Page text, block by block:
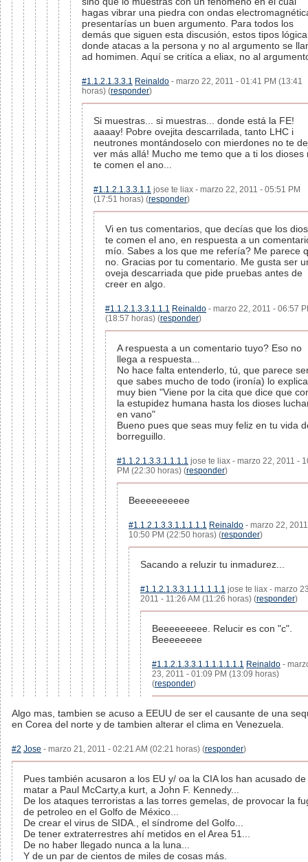
hagas vibrar una piedra con ondas
presentarías un buen argumento. Para todos los
demás que siguen esta discusión, estos tipos
donde atacas a la persona y no al argumento se
ad homimen. Aquí se critíca a eliax, no al
#1.1.2.1.3.3.1 Reinaldo - marzo 22, 2011 - 01:41 PM (13:41
horas) (responder)
Si muestras... si muestras... donde está la FE!
aaaay! Pobre ovejita descarrilada, tanto LHC i
neutrones montándoselo con mierdones no te
ver más allá! Mucho me temo que a ti los dioses
te comen el ano...
#1.1.2.1.3.3.1.1 jose te liax - marzo 22, 2011 - 05:51 PM
(17:51 horas) (responder)
Vi en tus comentarios, que decías que los
te comen el ano, en respuesta a un
mío. Sabes a los que me refería? Me parece
no. Gracias por tu comentario. Me gusta ser
oveja descarriada que pide pruebas antes de
creer en algo.
#1.1.2.1.3.3.1.1.1 Reinaldo - marzo 22, 2011 - 06:57
(18:57 horas) (responder)
A respuesta a un comentario tuyo? Eso no
llega a respuesta...
No hace falta entenderlo, tú, que parece
que sabes mucho de todo (ironía) lo
muy bien "Viene por la cita que dice que
la estupidez humana hasta los dioses
en vano"
Bueno pues que seas muy feliz en tu vida
borreguillo.
#1.1.2.1.3.3.1.1.1.1 jose te liax - marzo 22, 2011 -
PM (22:30 horas) (responder)
Beeeeeeeeee
#1.1.2.1.3.3.1.1.1.1.1 Reinaldo - marzo 22,
10:50 PM (22:50 horas) (responder)
Sacando a reluzir tu inmadurez...
#1.1.2.1.3.3.1.1.1.1.1.1 jose te liax - marzo
2011 - 11:26 AM (11:26 horas) (responder)
Beeeeeeeee. Relucir es con "c".
Beeeeeeee
#1.1.2.1.3.3.1.1.1.1.1.1.1 Reinaldo -
23, 2011 - 01:09 PM (13:09 horas)
(responder)
Algo mas, tambien se acuso a EEUU de ser el causante de una
en Corea del norte y de tambien alterar el clima en Venezuela.
#2 Jose - marzo 21, 2011 - 02:21 AM (02:21 horas) (responder)
Pues también acusaron a los EU y/ oa la CIA los han acusado de
matar a Paul McCarty,a kurt, a John F. Kennedy...
De los ataques terroristas a las torres gemelas, de provocar la
de petroleo en el Golfo de México...
De crear el virus de SIDA., el síndrome del Golfo...
De tener extraterrestres ahí metidos en el Area 51...
De no haber llegado nunca a la luna...
Y de un par de cientos de miles de cosas más.